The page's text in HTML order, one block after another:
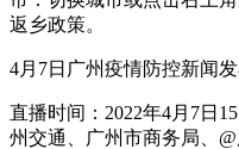
返乡政策。
4月7日广州疫情防控新闻
直播时间：2022年4月7日
州交通、广州市商务局、